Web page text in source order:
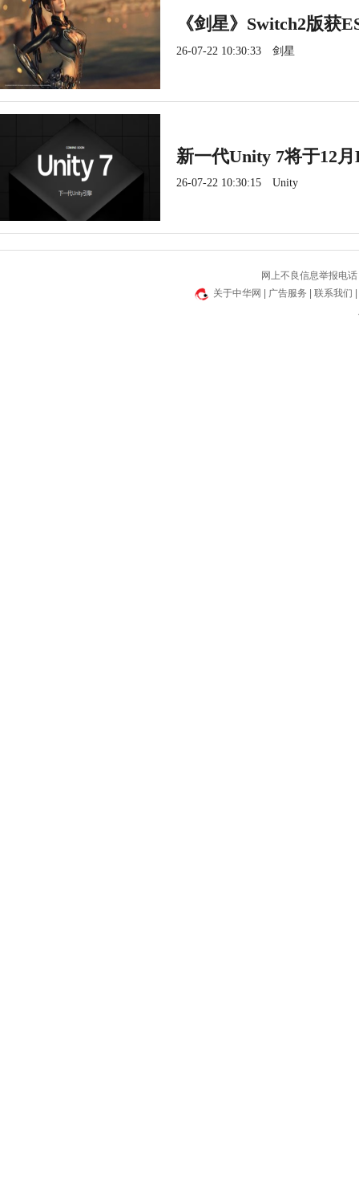
《剑星》Switch2版获
26-07-22 10:30:33 剑星
新一代Unity 7将于12
26-07-22 10:30:15 Unity
网上不良信息举报
关于中华网
广告服务 联系我们